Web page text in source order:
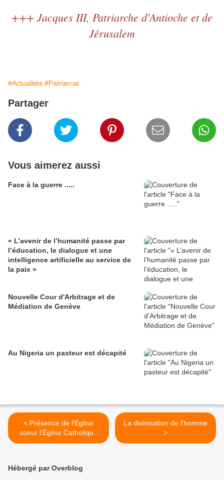
+++ Jacques III, Patriarche d'Antioche et de
Jérusalem
#Actualités #Patriarcat
Partager
Vous aimerez aussi
Face à la guerre .....
« L’avenir de l’humanité passe par
l’éducation, le dialogue et une
intelligence artificielle au service de
la paix »
Nouvelle Cour d'Arbitrage et de
Médiation de Genève
Au Nigeria un pasteur est décapité
< Présence de l'Eglise
soeur l’Église Catholique
Apostolique Primitive
La divinisation de l'homme
>
Hébergé par Overblog